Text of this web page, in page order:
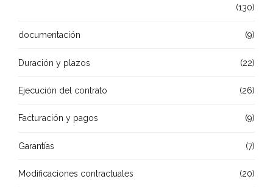
(130)
documentación (9)
Duración y plazos (22)
Ejecución del contrato (26)
Facturación y pagos (9)
Garantías (7)
Modificaciones contractuales (20)